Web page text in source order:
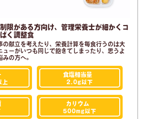
限がある方向け、管理栄養士が細かくコ
く調整食
の献立を考えたり、栄養計算を毎食行うのは大
ューがいつも同じで飽きてしまったり、思うよ
の方へ。
上
食塩相当量
2.0g以下
カリウム
500mg以下